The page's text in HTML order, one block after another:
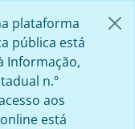
plataforma
pública está
Informação,
n.º
aos
está